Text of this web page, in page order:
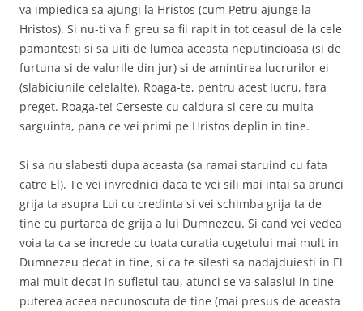
va impiedica sa ajungi la Hristos (cum Petru ajunge la
Hristos). Si nu-ti va fi greu sa fii rapit in tot ceasul de la cele
pamantesti si sa uiti de lumea aceasta neputincioasa (si de
furtuna si de valurile din jur) si de amintirea lucrurilor ei
(slabiciunile celelalte). Roaga-te, pentru acest lucru, fara
preget. Roaga-te! Cerseste cu caldura si cere cu multa
sarguinta, pana ce vei primi pe Hristos deplin in tine.
Si sa nu slabesti dupa aceasta (sa ramai staruind cu fata
catre El). Te vei invrednici daca te vei sili mai intai sa arunci
grija ta asupra Lui cu credinta si vei schimba grija ta de
tine cu purtarea de grija a lui Dumnezeu. Si cand vei vedea
voia ta ca se increde cu toata curatia cugetului mai mult in
Dumnezeu decat in tine, si ca te silesti sa nadajduiesti in El
mai mult decat in sufletul tau, atunci se va salaslui in tine
puterea aceea necunoscuta de tine (mai presus de aceasta